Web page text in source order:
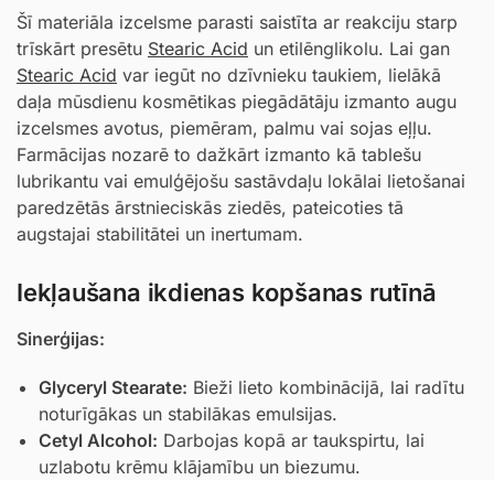
Šī materiāla izcelsme parasti saistīta ar reakciju starp
trīskārt presētu Stearic Acid un etilēnglikolu. Lai gan
Stearic Acid var iegūt no dzīvnieku taukiem, lielākā
daļa mūsdienu kosmētikas piegādātāju izmanto augu
izcelsmes avotus, piemēram, palmu vai sojas eļļu.
Farmācijas nozarē to dažkārt izmanto kā tablešu
lubrikantu vai emulģējošu sastāvdaļu lokālai lietošanai
paredzētās ārstnieciskās ziedēs, pateicoties tā
augstajai stabilitātei un inertumam.
Iekļaušana ikdienas kopšanas rutīnā
Sinerģijas:
Glyceryl Stearate: Bieži lieto kombinācijā, lai radītu
noturīgākas un stabilākas emulsijas.
Cetyl Alcohol: Darbojas kopā ar taukspirtu, lai
uzlabotu krēmu klājamību un biezumu.